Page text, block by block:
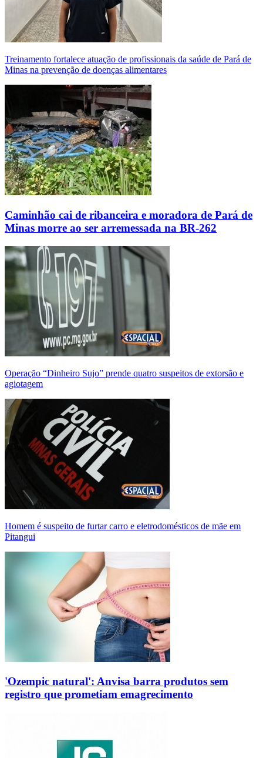
Treinamento fortalece atuação de profissionais da saúde de Pará de
Minas na prevenção de doenças alimentares
Caminhão cai de ribanceira e moradora de Pará de
Minas morre ao ser arremessada na BR-262
Operação “Dinheiro Sujo” prende quatro suspeitos de extorsão e
agiotagem
Homem é suspeito de furtar carro e eletrodomésticos de mãe em
Pitangui
'Ozempic natural': Anvisa barra produtos sem
registro que prometiam emagrecimento